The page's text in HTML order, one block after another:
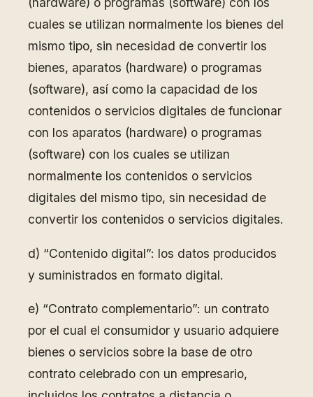
cuales se utilizan normalmente los bienes del
mismo tipo, sin necesidad de convertir los
bienes, aparatos (hardware) o programas
(software), así como la capacidad de los
contenidos o servicios digitales de funcionar
con los aparatos (hardware) o programas
(software) con los cuales se utilizan
normalmente los contenidos o servicios
digitales del mismo tipo, sin necesidad de
convertir los contenidos o servicios digitales.
d) “Contenido digital”: los datos producidos
y suministrados en formato digital.
e) “Contrato complementario”: un contrato
por el cual el consumidor y usuario adquiere
bienes o servicios sobre la base de otro
contrato celebrado con un empresario,